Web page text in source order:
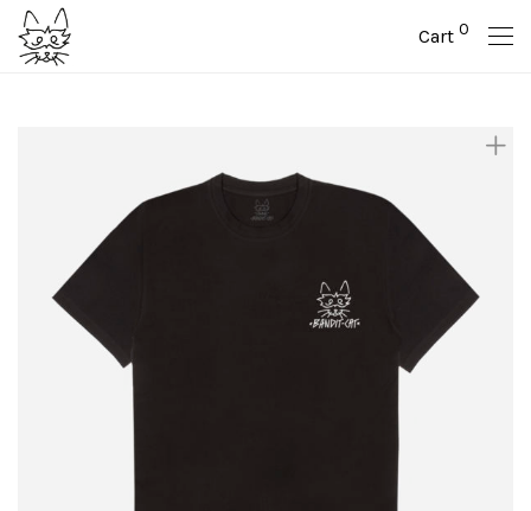
Cart 0